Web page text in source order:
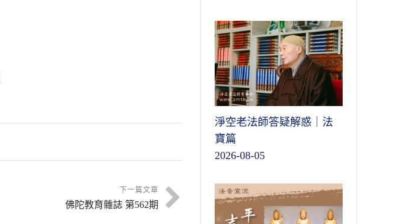
下一篇文章
佛陀教育雜誌 第562期
淨空老法師答疑解惑｜法
寶篇
2026-08-05